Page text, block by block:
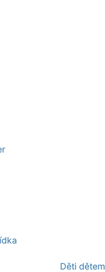
Děti dětem